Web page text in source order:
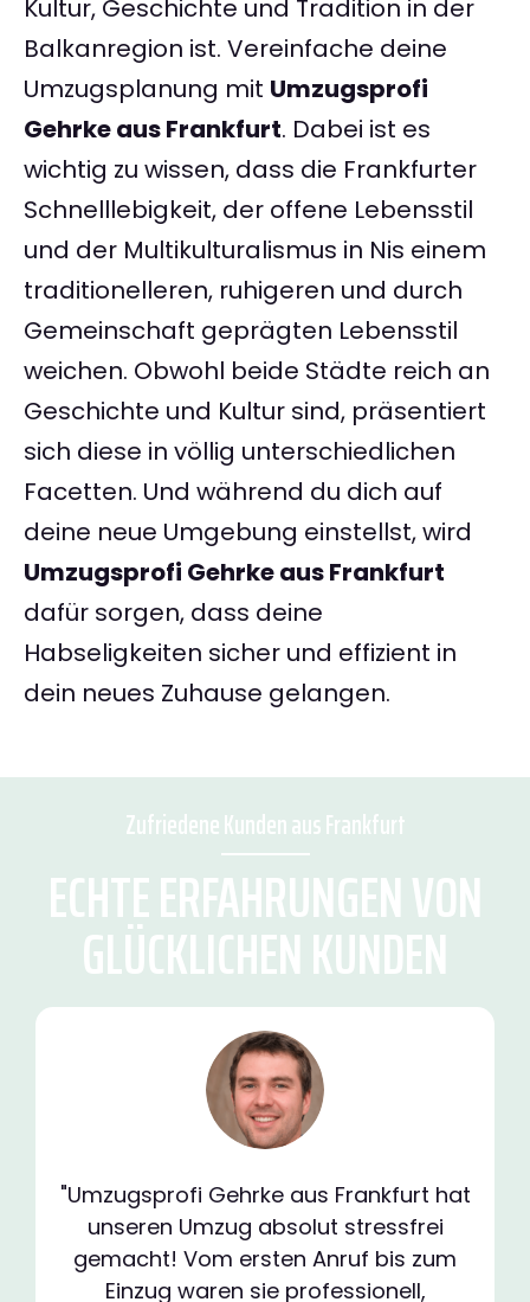
Kultur, Geschichte und Tradition in der
Balkanregion ist. Vereinfache deine
Umzugsplanung mit Umzugsprofi
Gehrke aus Frankfurt. Dabei ist es
wichtig zu wissen, dass die Frankfurter
Schnelllebigkeit, der offene Lebensstil
und der Multikulturalismus in Nis einem
traditionelleren, ruhigeren und durch
Gemeinschaft geprägten Lebensstil
weichen. Obwohl beide Städte reich an
Geschichte und Kultur sind, präsentiert
sich diese in völlig unterschiedlichen
Facetten. Und während du dich auf
deine neue Umgebung einstellst, wird
Umzugsprofi Gehrke aus Frankfurt
dafür sorgen, dass deine
Habseligkeiten sicher und effizient in
dein neues Zuhause gelangen.
Zufriedene Kunden aus Frankfurt
ECHTE ERFAHRUNGEN VON
GLÜCKLICHEN KUNDEN
"Umzugsprofi Gehrke aus Frankfurt hat
unseren Umzug absolut stressfrei
gemacht! Vom ersten Anruf bis zum
Einzug waren sie professionell,